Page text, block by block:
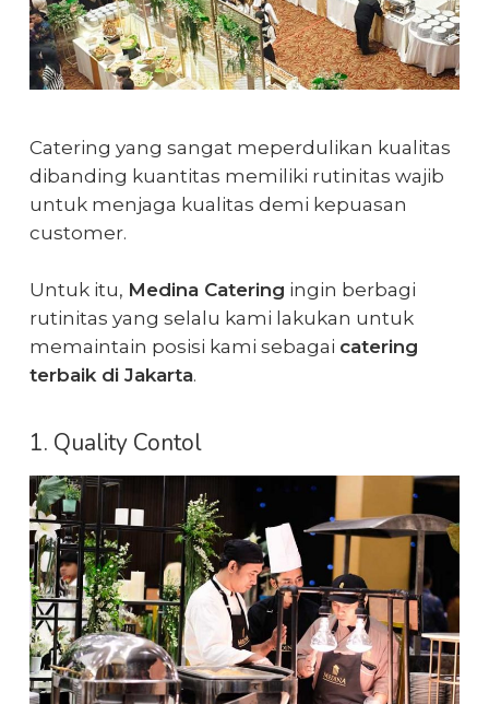
Catering yang sangat meperdulikan kualitas
dibanding kuantitas memiliki rutinitas wajib
untuk menjaga kualitas demi kepuasan
customer.
Untuk itu, Medina Catering ingin berbagi
rutinitas yang selalu kami lakukan untuk
memaintain posisi kami sebagai catering
terbaik di Jakarta.
1. Quality Contol